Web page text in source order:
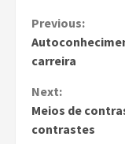
Continue
Reading
Previous:
carreira
Next:
Meios de
contrastes